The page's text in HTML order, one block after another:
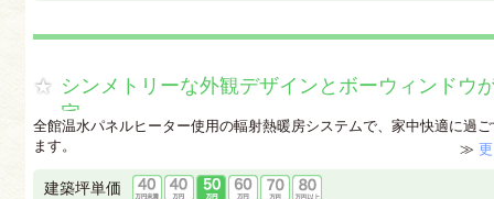
シンメトリーな外観デザインとボーウィンドウ
宅
全館温水パネルヒーター使用の輻射熱暖房システムで、家中快適に過
ます。
≫
建築坪単価